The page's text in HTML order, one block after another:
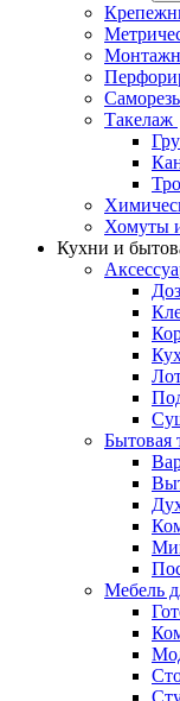
Такелаж
Хомуты
Кухни и
Бытовая
Мебель